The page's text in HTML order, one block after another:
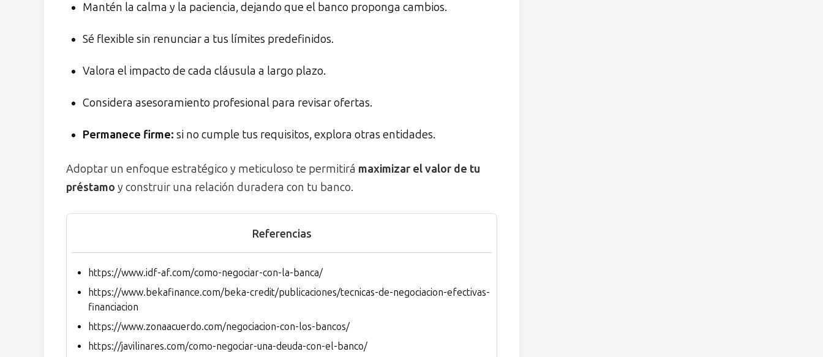
Mantén la calma y la paciencia, dejando que el banco proponga cambios.
Sé flexible sin renunciar a tus límites predefinidos.
Valora el impacto de cada cláusula a largo plazo.
Considera asesoramiento profesional para revisar ofertas.
Permanece firme: si no cumple tus requisitos, explora otras entidades.
Adoptar un enfoque estratégico y meticuloso te permitirá maximizar el valor de tu
préstamo y construir una relación duradera con tu banco.
Referencias
https://www.idf-af.com/como-negociar-con-la-banca/
https://www.bekafinance.com/beka-credit/publicaciones/tecnicas-de-negociacion-efectivas-
financiacion
https://www.zonaacuerdo.com/negociacion-con-los-bancos/
https://javilinares.com/como-negociar-una-deuda-con-el-banco/